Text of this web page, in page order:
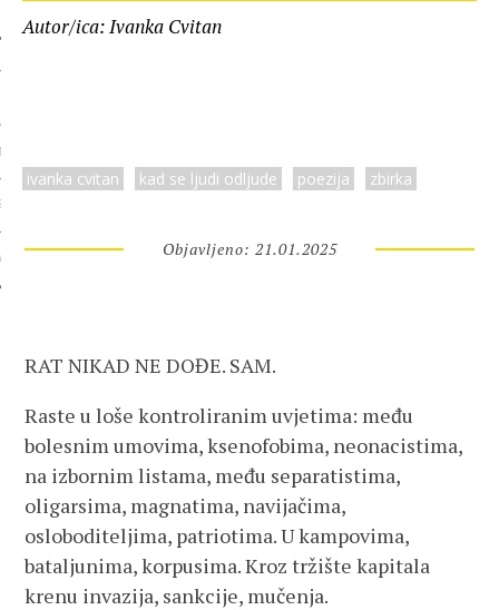
Autor/ica: Ivanka Cvitan
ivanka cvitan kad se ljudi odljude poezija zbirka
Objavljeno: 21.01.2025
RAT NIKAD NE DOĐE. SAM.
Raste u loše kontroliranim uvjetima: među
bolesnim umovima, ksenofobima, neonacistima,
na izbornim listama, među separatistima,
oligarsima, magnatima, navijačima,
osloboditeljima, patriotima. U kampovima,
bataljunima, korpusima. Kroz tržište kapitala
krenu invazija, sankcije, mučenja.